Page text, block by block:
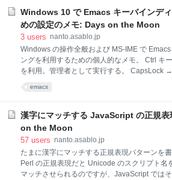
いなかったので CSS Flexible Box Layout
草案、2016 年 4 月 2 日時点のもの) を見てみ
Minimum Size of Flex Items」(flex アイテムの
Windows 10 で Emacs キーバインデ
めの設定のメモ: Days on the Moon
3 users nanto.asablo.jp
Windows の操作全般および MS-IME で
ングを利用するための個人的なメモ。 Ctrl キ
を利用。管理者として実行する。 CapsLock
容でファイル %APPDATA%\dot.xkeymacs (た
{user}\AppData\Roaming\dot.xkeymacs) を作
[browser-back]) (fset 'br
emacs
漢字にマッチする JavaScript の正規
on the Moon
57 users nanto.asablo.jp
たまに漢字にマッチする正規表現パターンを
Perl の正規表現だと Unicode のスクリプト名
マッチさせられるのですが、JavaScript ではそ